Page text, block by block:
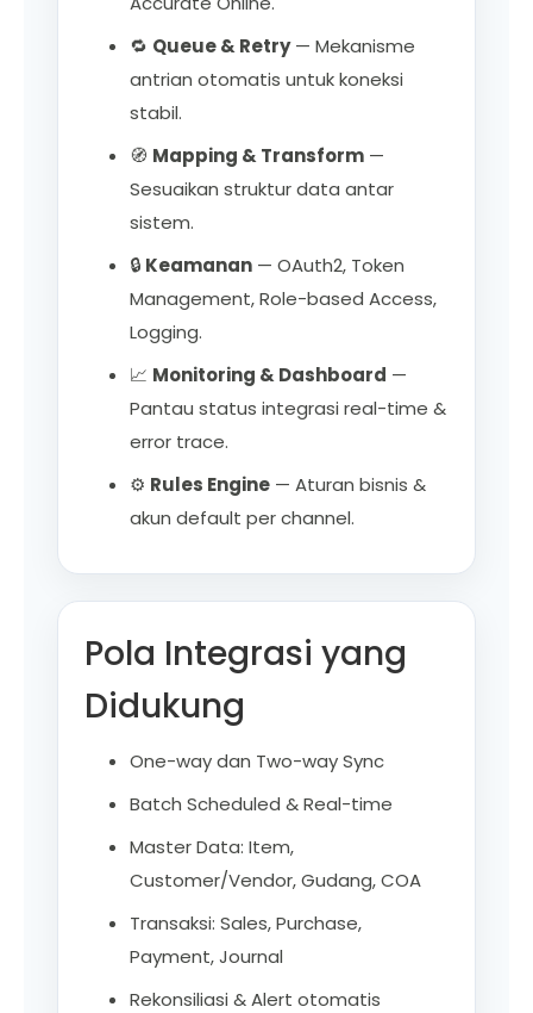
🔁 Queue & Retry— Mekanisme
antrian otomatis untuk koneksi
stabil.
🧭 Mapping & Transform —
Sesuaikan struktur data antar
sistem.
🔒 Keamanan — OAuth2, Token
Management, Role-based Access,
Logging.
📈 Monitoring & Dashboard —
Pantau status integrasi real-time &
error trace.
⚙️ Rules Engine — Aturan bisnis &
akun default per channel.
Pola Integrasi yang
Didukung
One-way dan Two-way Sync
Batch Scheduled & Real-time
Master Data: Item,
Customer/Vendor, Gudang, COA
Transaksi: Sales, Purchase,
Payment, Journal
Rekonsiliasi & Alert otomatis